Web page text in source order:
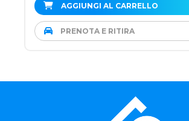
AGGIUNGI AL CARRELLO
PRENOTA E RITIRA